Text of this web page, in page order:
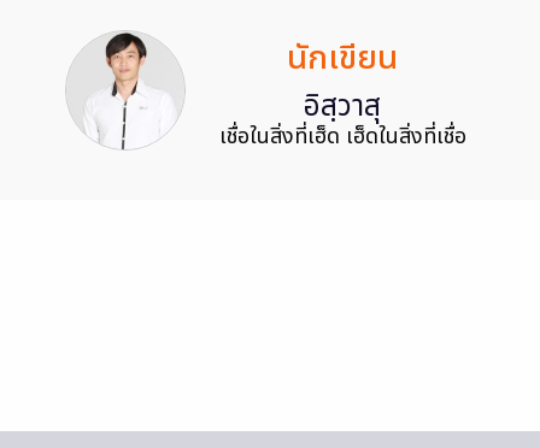
นักเขียน
อิสฺวาสุ
เชื่อในสิ่งที่เฮ็ด เฮ็ดในสิ่งที่เชื่อ